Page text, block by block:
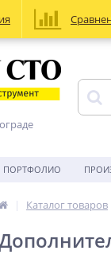
ПОРТФОЛИО
Каталог товаров